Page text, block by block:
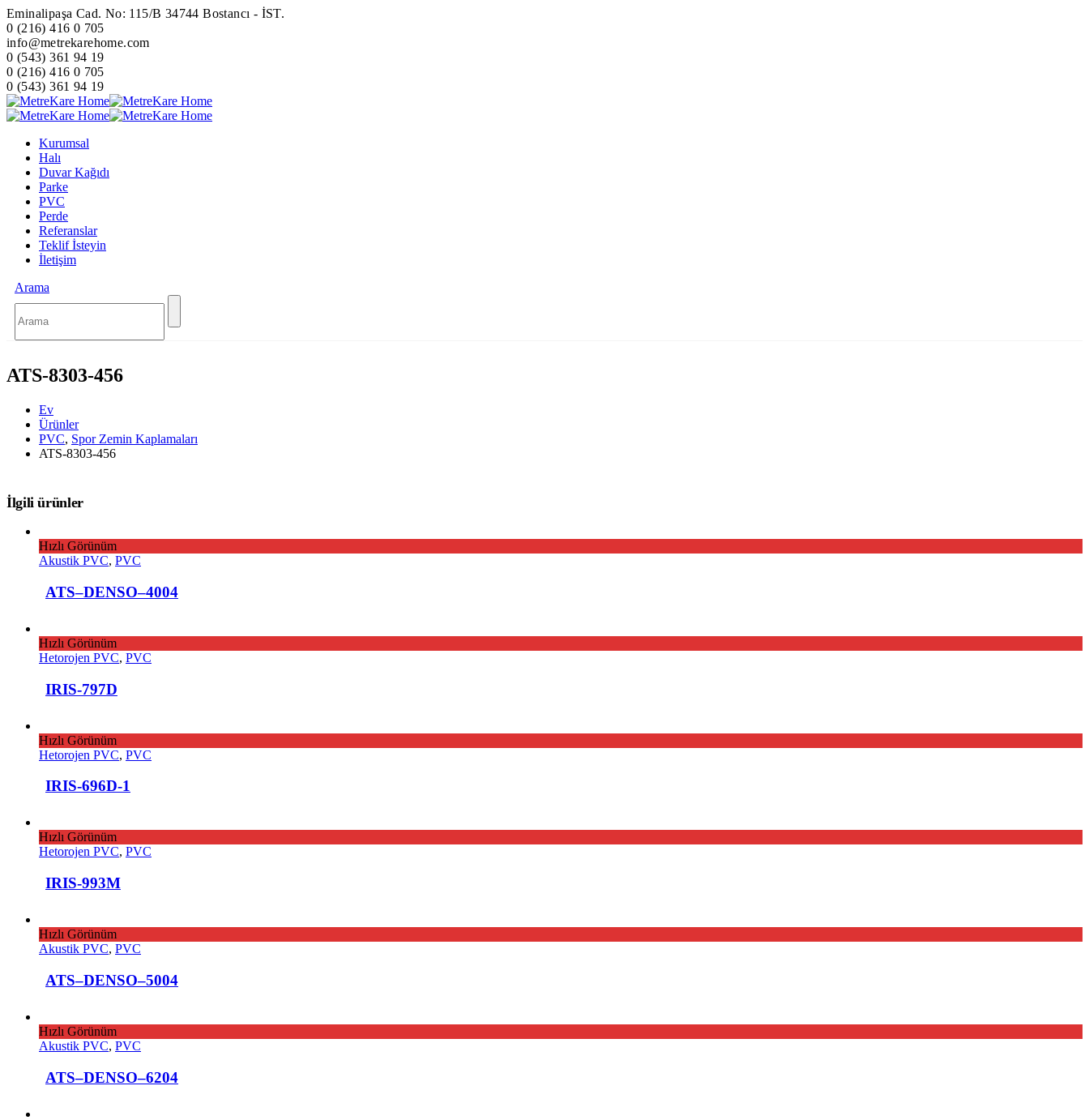
Eminalipaşa Cad. No: 115/B 34744 Bostancı - İST.
0 (216) 416 0 705
info@metrekarehome.com
0 (543) 361 94 19
0 (216) 416 0 705
0 (543) 361 94 19
Kurumsal
Halı
Duvar Kağıdı
Parke
PVC
Perde
Referanslar
Teklif İsteyin
İletişim
Arama
ATS-8303-456
Ev
Ürünler
PVC, Spor Zemin Kaplamaları
ATS-8303-456
İlgili ürünler
Hızlı Görünüm
Akustik PVC, PVC
ATS–DENSO–4004
Hızlı Görünüm
Hetorojen PVC, PVC
IRIS-797D
Hızlı Görünüm
Hetorojen PVC, PVC
IRIS-696D-1
Hızlı Görünüm
Hetorojen PVC, PVC
IRIS-993M
Hızlı Görünüm
Akustik PVC, PVC
ATS–DENSO–5004
Hızlı Görünüm
Akustik PVC, PVC
ATS–DENSO–6204